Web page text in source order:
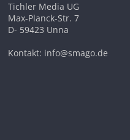
Tichler Media UG
Max-Planck-Str. 7
D- 59423 Unna
Kontakt: info@smago.de